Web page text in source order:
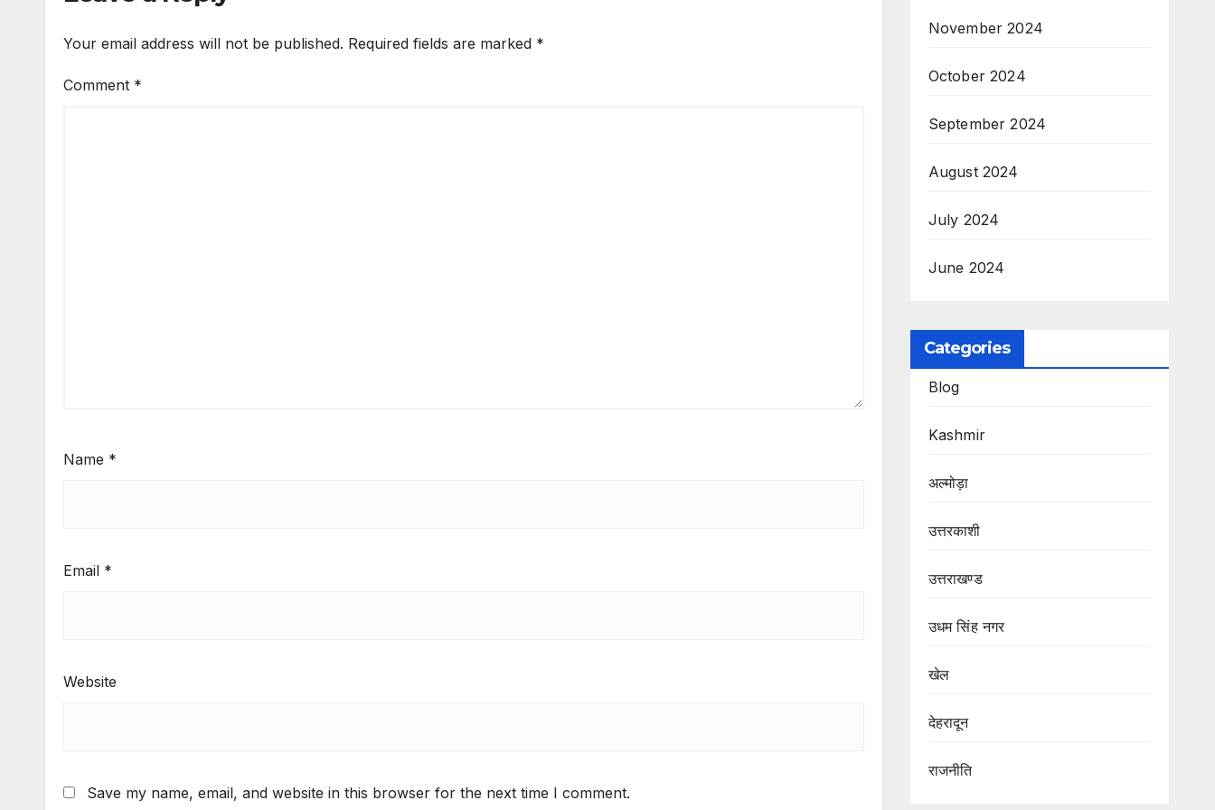
Your email address will not be published. Required fields are marked *
Comment *
Name *
Email *
Website
Save my name, email, and website in this browser for the next time I comment.
November 2024
October 2024
September 2024
August 2024
July 2024
June 2024
Categories
Blog
Kashmir
अल्मोड़ा
उत्तरकाशी
उत्तराखण्ड
उधम सिंह नगर
खेल
देहरादून
राजनीति